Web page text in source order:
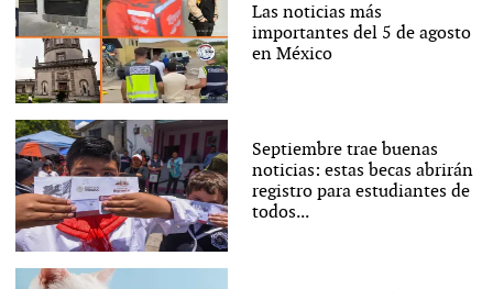
Las noticias más
importantes del 5 de agosto
en México
Septiembre trae buenas
noticias: estas becas abrirán
registro para estudiantes de
todos...